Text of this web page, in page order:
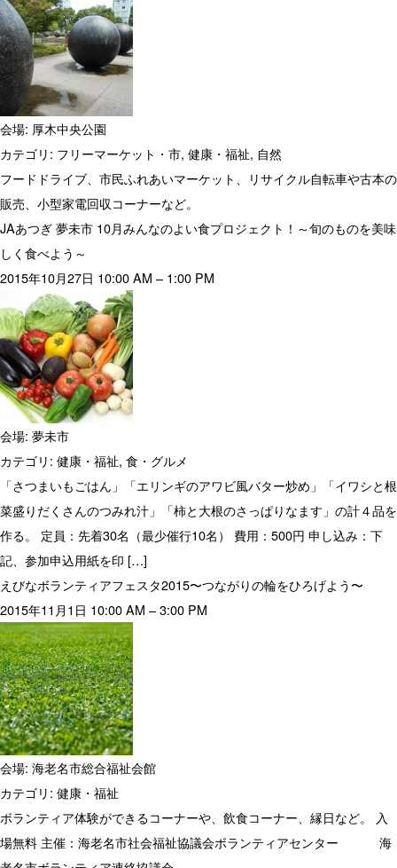
会場: 厚木中央公園
カテゴリ: フリーマーケット・市, 健康・福祉, 自然
フードドライブ、市民ふれあいマーケット、リサイクル自転車や古本の
販売、小型家電回収コーナーなど。
JAあつぎ 夢未市 10月みんなのよい食プロジェクト！～旬のものを美味
しく食べよう～
2015年10月27日 10:00 AM – 1:00 PM
会場: 夢未市
カテゴリ: 健康・福祉, 食・グルメ
「さつまいもごはん」「エリンギのアワビ風バター炒め」「イワシと根
菜盛りだくさんのつみれ汁」「柿と大根のさっぱりなます」の計４品を
作る。 定員：先着30名（最少催行10名） 費用：500円 申し込み：下
記、参加申込用紙を印 […]
えびなボランティアフェスタ2015〜つながりの輪をひろげよう〜
2015年11月1日 10:00 AM –3:00 PM
会場: 海老名市総合福祉会館
カテゴリ: 健康・福祉
ボランティア体験ができるコーナーや、飲食コーナー、縁日など。 入
場無料 主催：海老名市社会福祉協議会ボランティアセンター 海